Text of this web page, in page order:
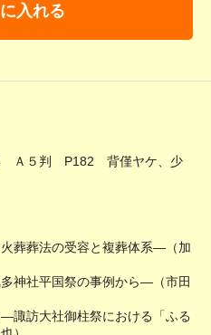
入れる
Ａ５判 P182 背僅ヤケ、少
葬葬法の受容と複葬体系―（加
神社平国祭の事例から―（市田
諏訪大社御柱祭における「ふる